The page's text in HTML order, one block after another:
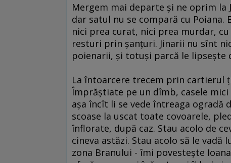
Mergem mai departe şi ne oprim la
dar satul nu se compară cu Poiana.
nici prea curat, nici prea murdar,
resturi prin şanţuri. Jinarii nu sînt
poienarii, şi totuşi parcă le lipseşte
La întoarcere trecem prin cartierul
Împrăştiate pe un dîmb, casele
aşa încît li se vede întreaga
scoase la uscat toate covoarele,
înflorate, după caz. Stau acolo de
cineva astăzi. Stau acolo să le vadă
zona Branului - îmi povesteşte